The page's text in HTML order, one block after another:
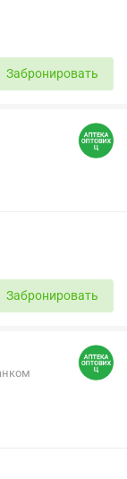
Забронировать
Забронировать